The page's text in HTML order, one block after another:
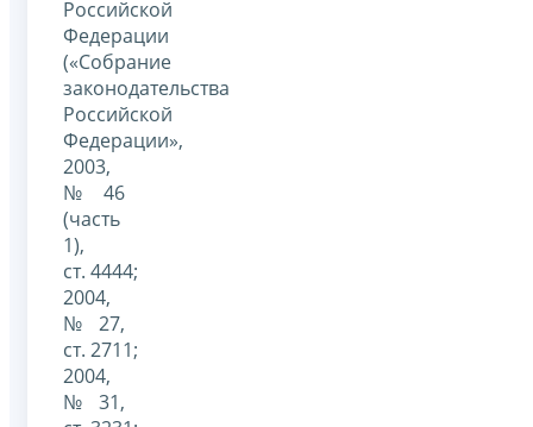
Российской
Федерации
(«Собрание
законодательства
Российской
Федерации»,
2003,
№ 46
(часть
1),
ст. 4444;
2004,
№ 27,
ст. 2711;
2004,
№ 31,